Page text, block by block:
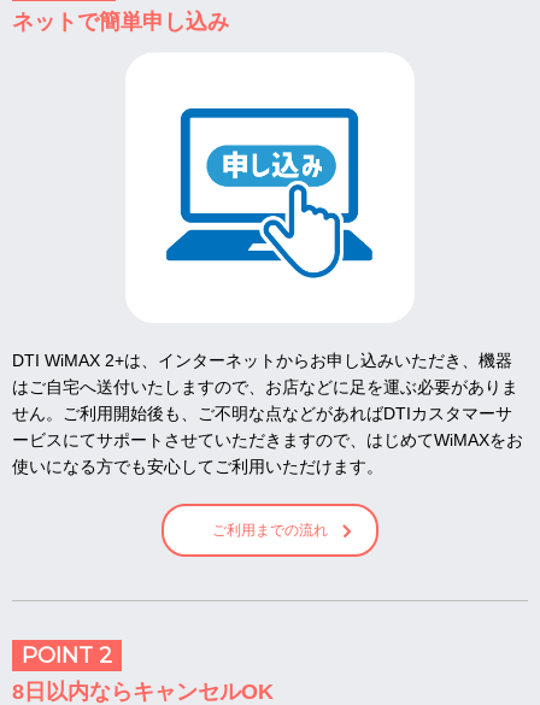
ネットで簡単申し込み
DTI WiMAX 2+は、インターネットからお申し込みいただき、機器
はご自宅へ送付いたしますので、お店などに足を運ぶ必要がありま
せん。ご利用開始後も、ご不明な点などがあればDTIカスタマーサ
ービスにてサポートさせていただきますので、はじめてWiMAXをお
使いになる方でも安心してご利用いただけます。
ご利用までの流れ
POINT 2
8日以内ならキャンセルOK